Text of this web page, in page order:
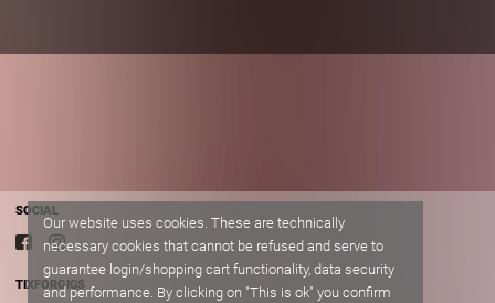
SOCIAL
TIXFORGIGS
Our website uses cookies. These are technically
necessary cookies that cannot be refused and serve to
guarantee login/shopping cart functionality, data security
and performance. By clicking on "This is ok" you confirm